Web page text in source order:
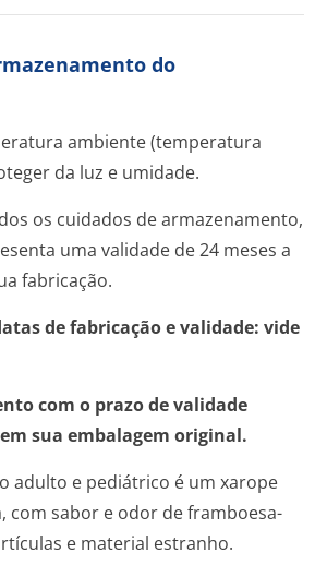
do
ambiente (temperatura
da luz e umidade.
os cuidados de armazenamento,
uma validade de 24 meses a
fabricação.
de fabricação e validade: vide
com o prazo de validade
sua embalagem original.
adulto e pediátrico é um xarope
com sabor e odor de framboesa-
e material estranho.